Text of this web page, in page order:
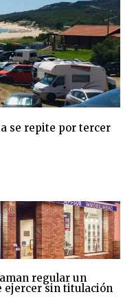
se repite por tercer
regular un
ejercer sin titulación